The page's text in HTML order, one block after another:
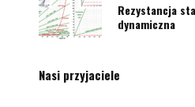
Rezystancja
dynamiczna
Nasi przyjaciele